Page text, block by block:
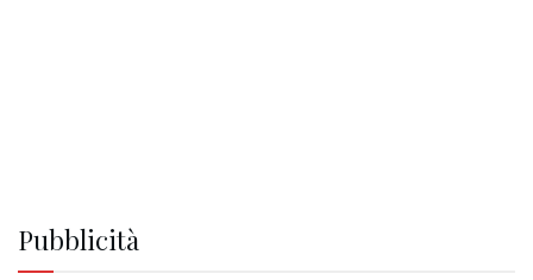
Pubblicità